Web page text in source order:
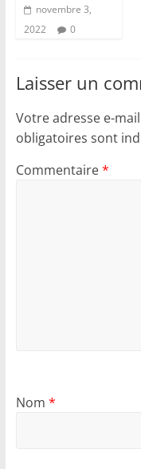
novembre 3,
2022
0
Laisser un
Votre adresse e-
obligatoires sont
Commentaire*
Nom *